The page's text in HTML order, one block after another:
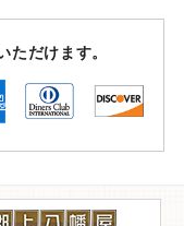
ただけます。